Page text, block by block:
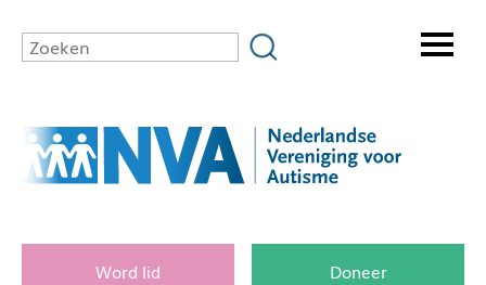
Word lid Doneer